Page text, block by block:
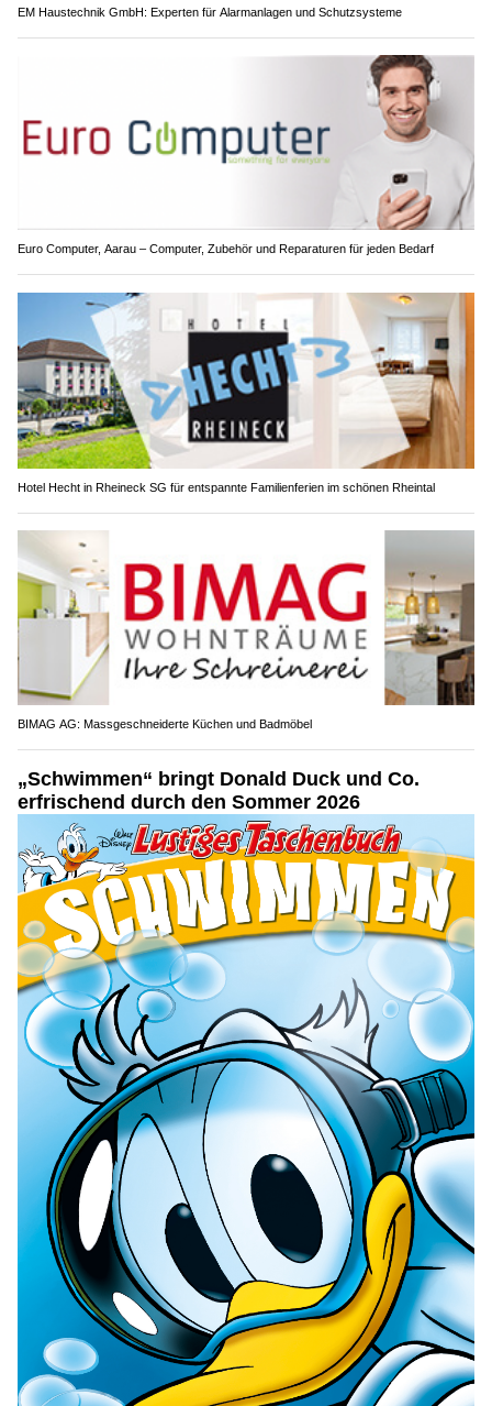
EM Haustechnik GmbH: Experten für Alarmanlagen und Schutzsysteme
Euro Computer, Aarau – Computer, Zubehör und Reparaturen für jeden Bedarf
Hotel Hecht in Rheineck SG für entspannte Familienferien im schönen Rheintal
BIMAG AG: Massgeschneiderte Küchen und Badmöbel
„Schwimmen“ bringt Donald Duck und Co.
erfrischend durch den Sommer 2026